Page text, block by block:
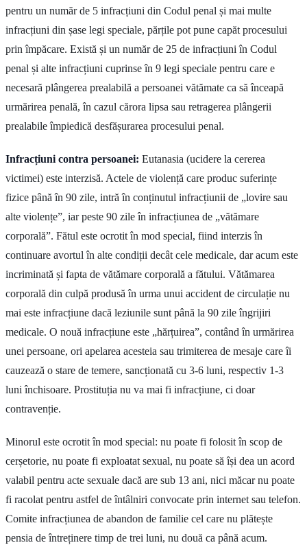
pentru un număr de 5 infracțiuni din Codul penal și mai multe
infracțiuni din șase legi speciale, părțile pot pune capăt procesului
prin împăcare. Există și un număr de 25 de infracțiuni în Codul
penal și alte infracțiuni cuprinse în 9 legi speciale pentru care e
necesară plângerea prealabilă a persoanei vătămate ca să înceapă
urmărirea penală, în cazul cărora lipsa sau retragerea plângerii
prealabile împiedică desfășurarea procesului penal.
Infracțiuni contra persoanei: Eutanasia (ucidere la cererea
victimei) este interzisă. Actele de violență care produc suferințe
fizice până în 90 zile, intră în conținutul infracțiunii de „lovire sau
alte violențe”, iar peste 90 zile în infracțiunea de „vătămare
corporală”. Fătul este ocrotit în mod special, fiind interzis în
continuare avortul în alte condiții decât cele medicale, dar acum este
incriminată și fapta de vătămare corporală a fătului. Vătămarea
corporală din culpă produsă în urma unui accident de circulație nu
mai este infracțiune dacă leziunile sunt până la 90 zile îngrijiri
medicale. O nouă infracțiune este „hărțuirea”, contând în urmărirea
unei persoane, ori apelarea acesteia sau trimiterea de mesaje care îi
cauzează o stare de temere, sancționată cu 3-6 luni, respectiv 1-3
luni închisoare. Prostituția nu va mai fi infracțiune, ci doar
contravenție.
Minorul este ocrotit în mod special: nu poate fi folosit în scop de
cerșetorie, nu poate fi exploatat sexual, nu poate să își dea un acord
valabil pentru acte sexuale dacă are sub 13 ani, nici măcar nu poate
fi racolat pentru astfel de întâlniri convocate prin internet sau telefon.
Comite infracțiunea de abandon de familie cel care nu plătește
pensia de întreținere timp de trei luni, nu două ca până acum.